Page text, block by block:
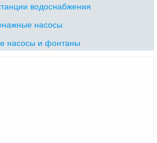
водоснабжения
насосы
насосы и фонтаны